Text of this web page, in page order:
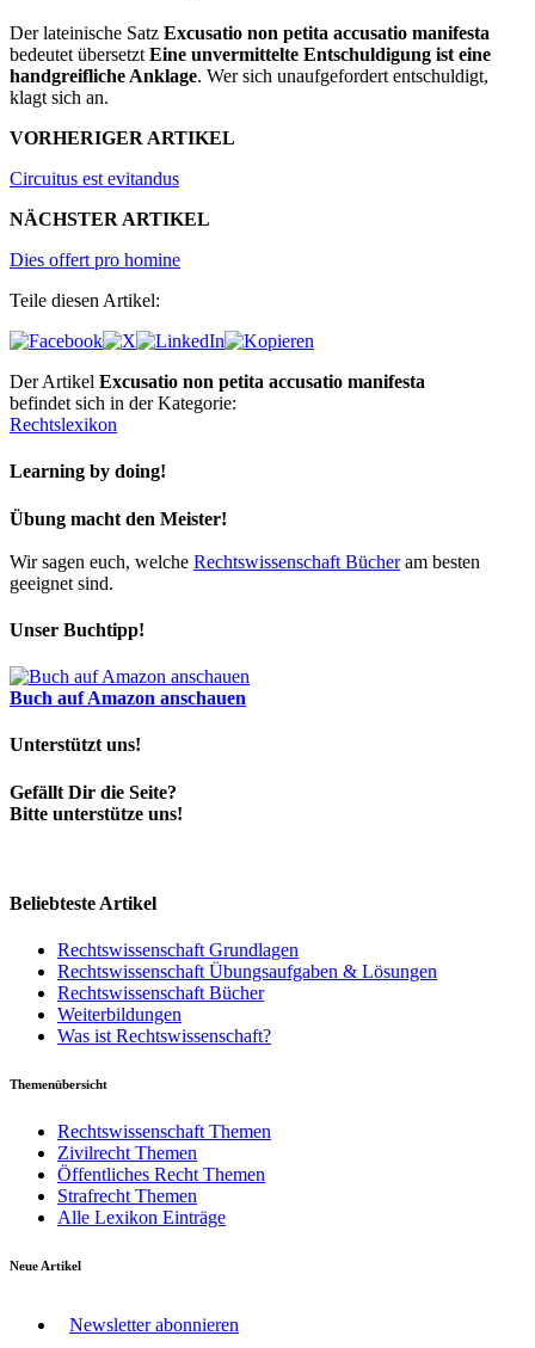
Der lateinische Satz Excusatio non petita accusatio manifesta
bedeutet übersetzt Eine unvermittelte Entschuldigung ist eine
handgreifliche Anklage. Wer sich unaufgefordert entschuldigt,
klagt sich an.
VORHERIGER ARTIKEL
Circuitus est evitandus
NÄCHSTER ARTIKEL
Dies offert pro homine
Teile diesen Artikel:
Der Artikel Excusatio non petita accusatio manifesta
befindet sich in der Kategorie:
Rechtslexikon
Learning by doing!
Übung macht den Meister!
Wir sagen euch, welche Rechtswissenschaft Bücheram besten
geeignet sind.
Unser Buchtipp!
Buch auf Amazon anschauen
Unterstützt uns!
Gefällt Dir die Seite?
Bitte unterstütze uns!
Beliebteste Artikel
Rechtswissenschaft Grundlagen
Rechtswissenschaft Übungsaufgaben & Lösungen
Rechtswissenschaft Bücher
Weiterbildungen
Was ist Rechtswissenschaft?
Themenübersicht
Rechtswissenschaft Themen
Zivilrecht Themen
Öffentliches Recht Themen
Strafrecht Themen
Alle Lexikon Einträge
Neue Artikel
Newsletter abonnieren